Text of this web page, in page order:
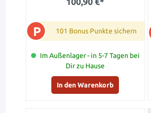
P 101 Bonus Punkte sichern
Im Außenlager - in 5-7 Tagen bei
Dir zu Hause
In den Warenkorb